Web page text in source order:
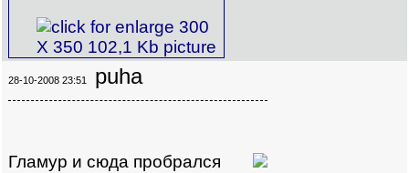
28-10-2008 23:51 puha
Гламур и сюда пробрался